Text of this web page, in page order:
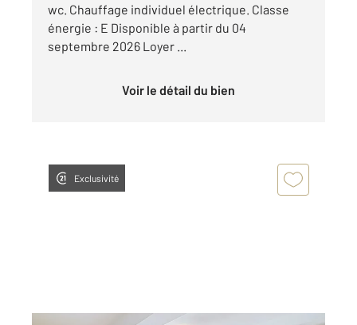
wc. Chauffage individuel électrique. Classe
énergie : E Disponible à partir du 04
septembre 2026 Loyer ...
Voir le détail du bien
Exclusivité